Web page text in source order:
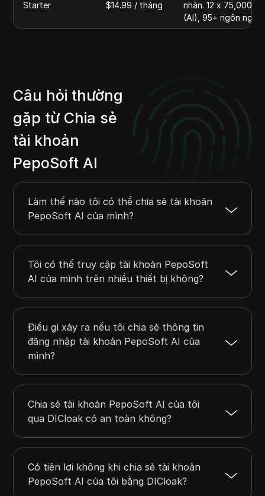
Starter $14.99 / tháng
nhân. 12 x 75,000
(AI), 95+ ngôn ngữ,
Câu hỏi thường
gặp từ Chia sẻ
tài khoản
PepoSoft AI
Làm thế nào tôi có thể chia sẻ tài khoản
PepoSoft AI của mình?
Tôi có thể truy cập tài khoản PepoSoft
AI của mình trên nhiều thiết bị không?
Điều gì xảy ra nếu tôi chia sẻ thông tin
đăng nhập tài khoản PepoSoft AI của
mình?
Chia sẻ tài khoản PepoSoft AI của tôi
qua DICloak có an toàn không?
Có tiện lợi không khi chia sẻ tài khoản
PepoSoft AI của tôi bằng DICloak?